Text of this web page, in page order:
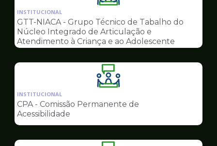
da
pagina
de
Conselhos
INSTITUCIONAL
GTT-NIACA - Grupo Técnico de Tabalho do
Núcleo Integrado de Articulação e
Atendimento à Criança e ao Adolescente
Ilustração
da
pagina
Conselhos
INSTITUCIONAL
CPA - Comissão Permanente de
Acessibilidade